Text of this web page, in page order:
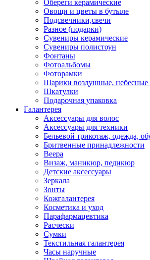
Обереги керамические
Овощи и цветы в бутыле
Подсвечники,свечи
Разное (подарки)
Сувениры керамические
Сувениры полистоун
Фонтаны
Фотоальбомы
Фоторамки
Шарики воздушные, небесные
Шкатулки
Подарочная упаковка
Галантерея
Аксессуары для волос
Аксессуары для техники
Бельевой трикотаж, одежда,
Бритвенные принадлежности
Веера
Визаж, маникюр, педикюр
Детские аксессуары
Зеркала
Зонты
Кожгалантерея
Косметика и уход
Парафармацевтика
Расчески
Сумки
Текстильная галантерея
Часы наручные